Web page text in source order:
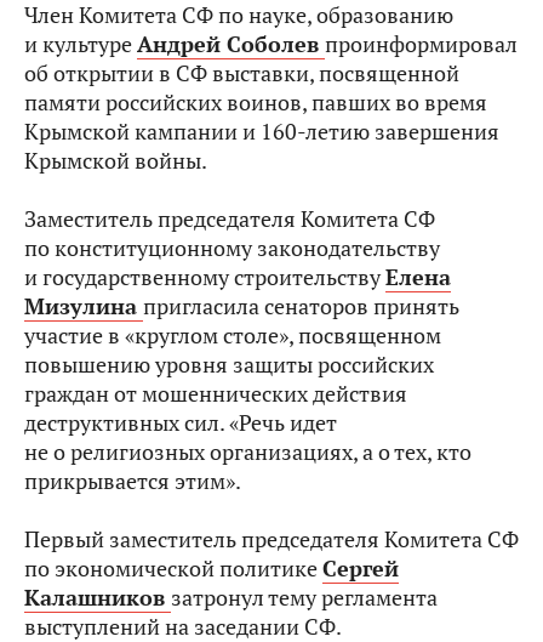
Член Комитета СФ по науке, образованию
и культуреАндрей Соболев проинформировал
об открытии в СФ выставки, посвященной
памяти российских воинов, павших во время
Крымской кампании и 160-летию завершения
Крымской войны.
Заместитель председателя Комитета СФ
по конституционному законодательству
и государственному строительствуЕлена
Мизулина пригласила сенаторов принять
участие в «круглом столе», посвященном
повышению уровня защиты российских
граждан от мошеннических действия
деструктивных сил. «Речь идет
не о религиозных организациях, а о тех, кто
прикрывается этим».
Первый заместитель председателя Комитета СФ
по экономической политикеСергей
Калашников затронул тему регламента
выступлений на заседании СФ.